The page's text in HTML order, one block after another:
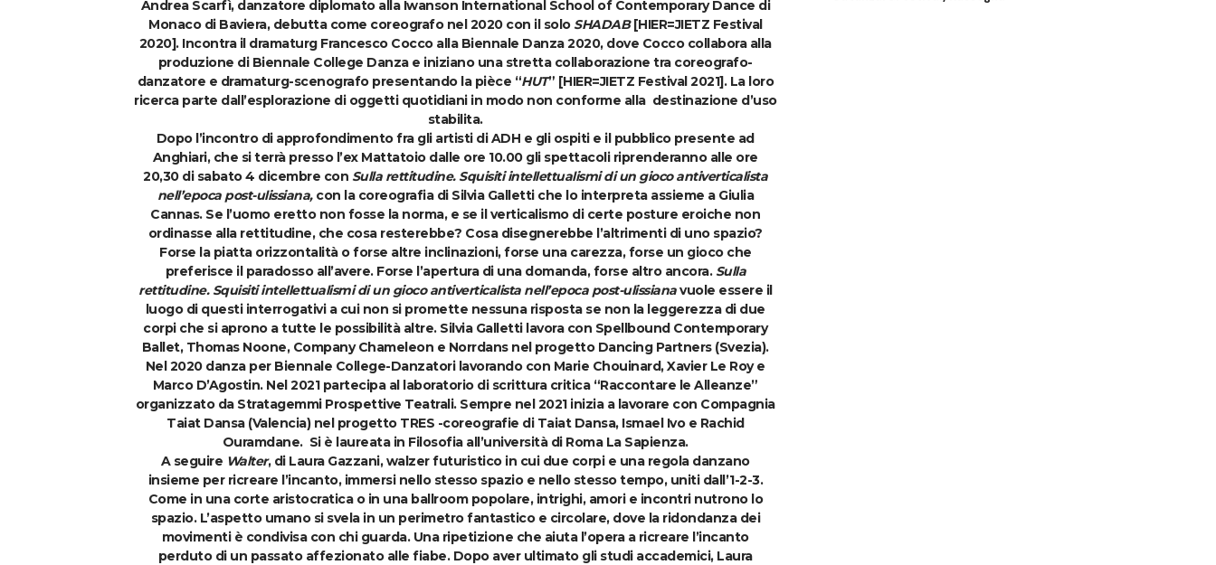
Andrea Scarfì, danzatore diplomato alla Iwanson International School of Contemporary Dance di
Monaco di Baviera, debutta come coreografo nel 2020 con il solo SHADAB[HIER=JIETZ Festival
2020]. Incontra il dramaturg Francesco Coccoalla Biennale Danza 2020, dove Cocco collabora alla
produzione di Biennale College Danza e iniziano una stretta collaborazione tra coreografo-
danzatore e dramaturg-scenografo presentando la pièce “HUT” [HIER=JIETZ Festival 2021]. La loro
ricerca parte dall’esplorazione di oggetti quotidiani in modo non conforme alla destinazione d’uso
stabilita.
Dopo l’incontro di approfondimento fra gli artisti di ADH e gli ospiti e il pubblico presente ad
Anghiari, che si terrà presso l’ex Mattatoio dalle ore 10.00 gli spettacoli riprenderanno alle ore
20,30 di sabato 4 dicembre con Sulla rettitudine. Squisiti intellettualismi di un gioco antiverticalista
nell’epoca post-ulissiana, con la coreografia di Silvia Galletti che lo interpreta assieme a Giulia
Cannas. Se l’uomo eretto non fosse la norma, e se il verticalismo di certe posture eroiche non
ordinasse alla rettitudine, che cosa resterebbe? Cosa disegnerebbe l’altrimenti di uno spazio?
Forse la piatta orizzontalità o forse altre inclinazioni, forse una carezza, forse un gioco che
preferisce il paradosso all’avere. Forse l’apertura di una domanda, forse altro ancora. Sulla
rettitudine. Squisiti intellettualismi di un gioco antiverticalista nell’epoca post-ulissianavuole essere il
luogo di questi interrogativi a cui non si promette nessuna risposta se non la leggerezza di due
corpi che si aprono a tutte le possibilità altre. Silvia Gallettilavora con Spellbound Contemporary
Ballet, Thomas Noone, Company Chameleon e Norrdans nel progetto Dancing Partners (Svezia).
Nel 2020 danza per Biennale College-Danzatori lavorando con Marie Chouinard, Xavier Le Roy e
Marco D’Agostin. Nel 2021 partecipa al laboratorio di scrittura critica “Raccontare le Alleanze”
organizzato da Stratagemmi Prospettive Teatrali. Sempre nel 2021 inizia a lavorare con Compagnia
Taiat Dansa (Valencia) nel progetto TRES -coreografie di Taiat Dansa, Ismael Ivo e Rachid
Ouramdane. Si è laureata in Filosofia all’università di Roma La Sapienza.
A seguire Walter, di Laura Gazzani, walzer futuristico in cui due corpi e una regola danzano
insieme per ricreare l’incanto, immersi nello stesso spazio e nello stesso tempo, uniti dall’1-2-3.
Come in una corte aristocratica o in una ballroom popolare, intrighi, amori e incontri nutrono lo
spazio. L’aspetto umano si svela in un perimetro fantastico e circolare, dove la ridondanza dei
movimenti è condivisa con chi guarda. Una ripetizione che aiuta l’opera a ricreare l’incanto
perduto di un passato affezionato alle fiabe. Dopo aver ultimato gli studi accademici, Laura